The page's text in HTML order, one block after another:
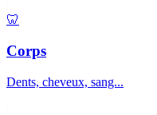
🦷
Corps
Dents, cheveux, sang...